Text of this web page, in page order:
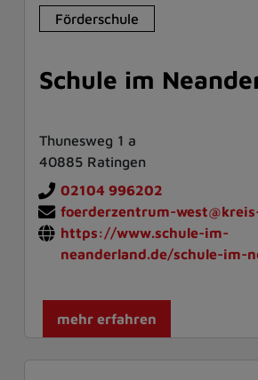
Förderschule
Schule im
Thunesweg 1 a
40885 Ratingen
02104 996202
foerderzentrum-
https://www.schule-im-
neanderland.de/schule-im-
mehr erfahren